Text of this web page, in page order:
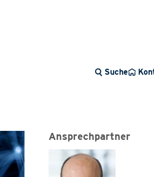
Suche
Ansprechpartner